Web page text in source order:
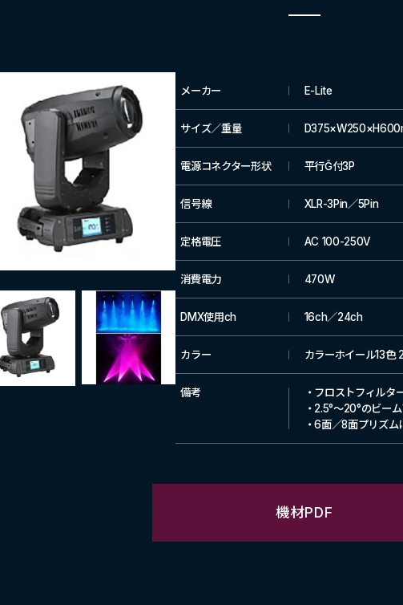
メーカー E-Lite
サイズ／重量
電源コネクター形状 平行Ḡ付3P
信号線 XLR-3Pin／5Pin
定格電圧 AC 100-250V
消費電力 470W
DMX使用ch 16ch／24ch
カラー カラーホイール13色
備考
・フロストフィルタ
・2.5°～20°のビー
・6面／8面プリズ
機材PDF